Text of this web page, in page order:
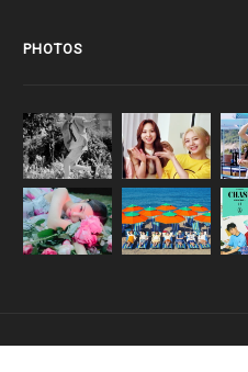
PHOTOS